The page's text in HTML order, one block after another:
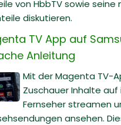
von HbbTV sowie seine
diskutieren.
TV App auf
Anleitung
Mit der Magenta TV-
Zuschauer Inhalte
Fernseher streamen
ansehen.